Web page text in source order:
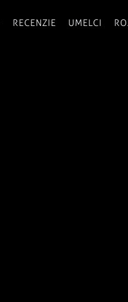
RECENZIE UMELCI